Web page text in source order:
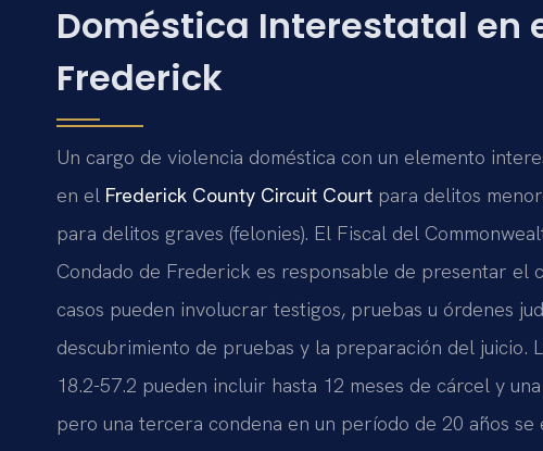
Doméstica Interestatal en
Frederick
Un cargo de violencia doméstica con un elemento
en el Frederick County Circuit Court para delitos
para delitos graves (felonies). El Fiscal del
Condado de Frederick es responsable de presentar el
casos pueden involucrar testigos, pruebas u órdenes
descubrimiento de pruebas y la preparación del juicio.
18.2-57.2 pueden incluir hasta 12 meses de cárcel y
pero una tercera condena en un período de 20 años